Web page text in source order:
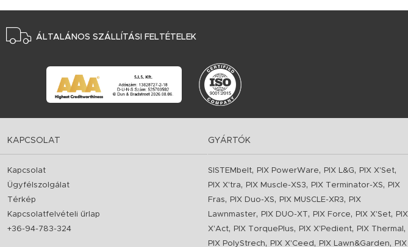
ÁLTALÁNOS SZÁLLÍTÁSI FELTÉTELEK
KAPCSOLAT
Kapcsolat
Ügyfélszolgálat
Térkép
Kapcsolatfelvételi űrlap
+36-94-783-324
GYÁRTÓK
SISTEMbelt, PIX PowerWare, PIX L&G, PIX X'Set,
PIX X'tra, PIX Muscle-XS3, PIX Terminator-XS,
PIX
Fras, PIX Duo-XS, PIX MUSCLE-XR3,
PIX
Lawnmaster, PIX DUO-XT , PIX Force, PIX X'Set,
PIX
X'Act, PIX TorquePlus, PIX X'Pedient, PIX Thermal ,
PIX PolyStrech, PIX X'Ceed , PIX Lawn&Garden,
PIX